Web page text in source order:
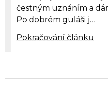
čestným uznáním a
Po dobrém guláši j…
Pokračování článku